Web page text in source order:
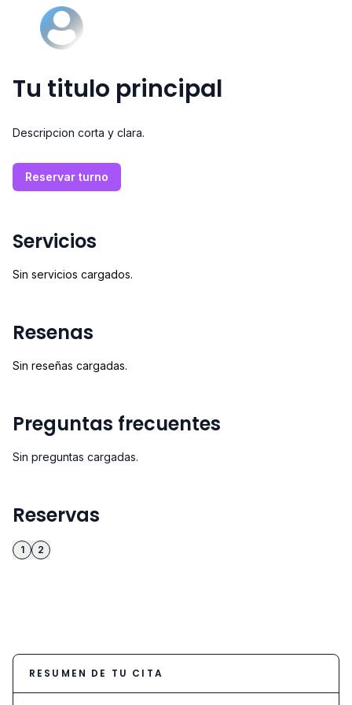
Tu titulo principal
Descripcion corta y clara.
Reservar turno
Servicios
Sin servicios cargados.
Resenas
Sin reseñas cargadas.
Preguntas frecuentes
Sin preguntas cargadas.
Reservas
1 2
RESUMEN DE TU CITA